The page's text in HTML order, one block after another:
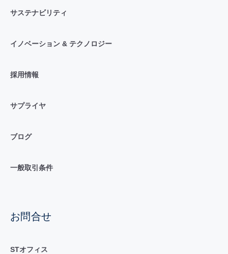
サステナビリティ
イノベーション & テクノロジー
採用情報
サプライヤ
ブログ
一般取引条件
お問合せ
STオフィス